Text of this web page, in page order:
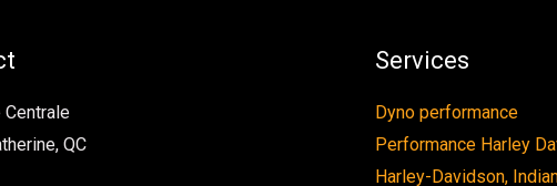
Centrale
QC
Services
Dyno performance
Performance Harley
Harley-Davidson,